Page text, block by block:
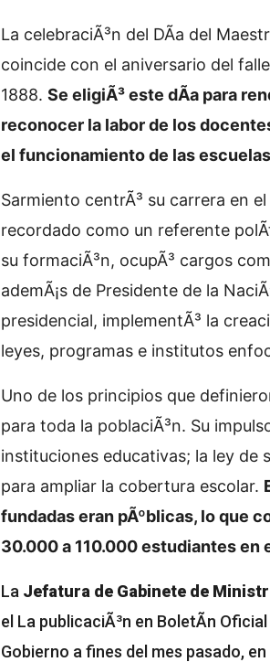
La celebraciÃ³n del DÃ­a del
coincide con el aniversario del
1888. Se eligiÃ³ este dÃ­a para
reconocer la labor de los
el funcionamiento de las
Sarmiento centrÃ³ su carrera en
recordado como un referente
su formaciÃ³n, ocupÃ³ cargos
ademÃ¡s de Presidente de la
presidencial, implementÃ³ la
leyes, programas e institutos
Uno de los principios que
para toda la poblaciÃ³n. Su
instituciones educativas; la ley de
para ampliar la cobertura escolar.
fundadas eran pÃºblicas, lo que
30.000 a 110.000 estudiantes en
La Jefatura de Gabinete de
el La publicaciÃ³n en BoletÃ­n
Gobierno a fines del mes pasado,